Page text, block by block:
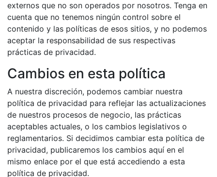
externos que no son operados por nosotros. Tenga en
cuenta que no tenemos ningún control sobre el
contenido y las políticas de esos sitios, y no podemos
aceptar la responsabilidad de sus respectivas
prácticas de privacidad.
Cambios en esta política
A nuestra discreción, podemos cambiar nuestra
política de privacidad para reflejar las actualizaciones
de nuestros procesos de negocio, las prácticas
aceptables actuales, o los cambios legislativos o
reglamentarios. Si decidimos cambiar esta política de
privacidad, publicaremos los cambios aquí en el
mismo enlace por el que está accediendo a esta
política de privacidad.